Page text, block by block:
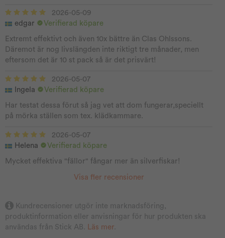
2026-05-09
edgar
Verifierad köpare
Extremt effektivt och även 10x bättre än Clas Ohlssons.
Däremot är nog livslängden inte riktigt tre månader, men
eftersom det är 10 st pack så är det prisvärt!
2026-05-07
Ingela
Verifierad köpare
Har testat dessa förut så jag vet att dom fungerar,speciellt
på mörka ställen som tex. klädkammare.
2026-05-07
Helena
Verifierad köpare
Mycket effektiva "fällor" fångar mer än silverfiskar!
Visa fler recensioner
Kundrecensioner utgör inte marknadsföring,
produktinformation eller anvisningar för hur produkten ska
användas från Stick AB.
Läs mer